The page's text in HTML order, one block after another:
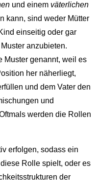
und einem väterlichen
kann, sind weder Mütter
einseitig oder gar
anzubieten.
Muster genannt, weil es
her näherliegt,
und dem Vater den
und
werden die Rollen
erfolgen, sodass ein
Rolle spielt, oder es
der